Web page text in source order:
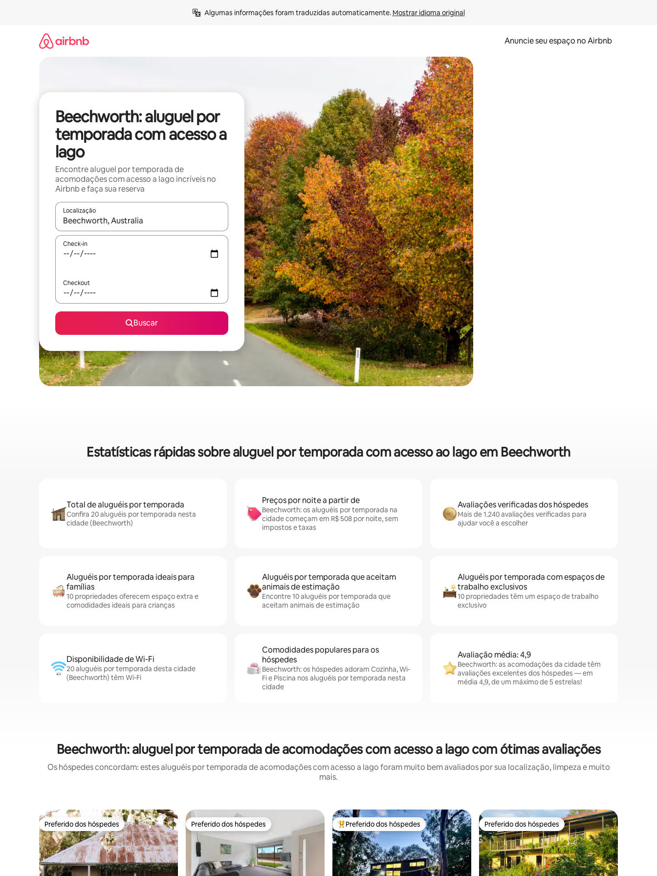
Algumas informações foram traduzidas automaticamente. Mostrar idioma original
Anuncie seu espaço no Airbnb
Beechworth: aluguel por
temporada com acesso a
lago
Encontre aluguel por temporada de
acomodações com acesso a lago incríveis no
Airbnb e faça sua reserva
Localização
Quando os resultados estiverem disponíveis, explore-os usando as seta para cima e para baixo do teclado ou tocando e deslizando o dedo na tela.
Check-in
Checkout
Buscar
Estatísticas rápidas sobre aluguel por temporada com acesso ao lago em Beechworth
Total de aluguéis por temporada
Confira 20 aluguéis por temporada nesta
cidade (Beechworth)
Preços por noite a partir de
Beechworth: os aluguéis por temporada na
cidade começam em R$ 508 por noite, sem
impostos e taxas
Avaliações verificadas dos hóspedes
Mais de 1.240 avaliações verificadas para
ajudar você a escolher
Aluguéis por temporada ideais para
famílias
10 propriedades oferecem espaço extra e
comodidades ideais para crianças
Aluguéis por temporada que aceitam
animais de estimação
Encontre 10 aluguéis por temporada que
aceitam animais de estimação
Aluguéis por temporada com espaços de
trabalho exclusivos
10 propriedades têm um espaço de trabalho
exclusivo
Disponibilidade de Wi-Fi
20 aluguéis por temporada desta cidade
(Beechworth) têm Wi-Fi
Comodidades populares para os
hóspedes
Beechworth: os hóspedes adoram Cozinha, Wi-
Fi e Piscina nos aluguéis por temporada nesta
cidade
Avaliação média: 4,9
Beechworth: as acomodações da cidade têm
avaliações excelentes dos hóspedes — em
média 4,9, de um máximo de 5 estrelas!
Beechworth: aluguel por temporada de acomodações com acesso a lago com ótimas avaliações
Os hóspedes concordam: estes aluguéis por temporada de acomodações com acesso a lago foram muito bem avaliados por sua localização, limpeza e muito
mais.
Preferido dos hóspedes
Preferido dos hóspedes Preferido dos hóspedes
Preferido dos hóspedes Entre os melhores preferidos dos hóspedes
Preferido dos hóspedes Preferido dos hóspedes
Preferido dos hóspedes